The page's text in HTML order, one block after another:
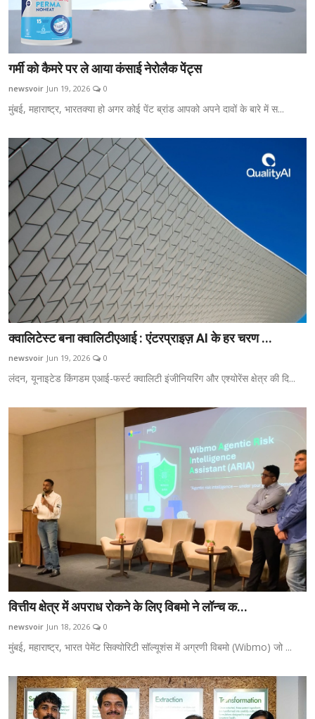
गर्मी को कैमरे पर ले आया कंसाई नेरोलैक पेंट्स
newsvoir Jun 19, 2026 0
मुंबई, महाराष्ट्र, भारतक्या हो अगर कोई पेंट ब्रांड आपको अपने दावों के बारे में स...
क्वालिटेस्ट बना क्वालिटीएआई : एंटरप्राइज़ AI के हर चरण ...
newsvoir Jun 19, 2026 0
लंदन, यूनाइटेड किंगडम एआई-फर्स्ट क्वालिटी इंजीनियरिंग और एश्योरेंस क्षेत्र की दि...
वित्तीय क्षेत्र में अपराध रोकने के लिए विबमो ने लॉन्च क...
newsvoir Jun 18, 2026 0
मुंबई, महाराष्ट्र, भारत पेमेंट सिक्योरिटी सॉल्यूशंस में अग्रणी विबमो (Wibmo) जो ...